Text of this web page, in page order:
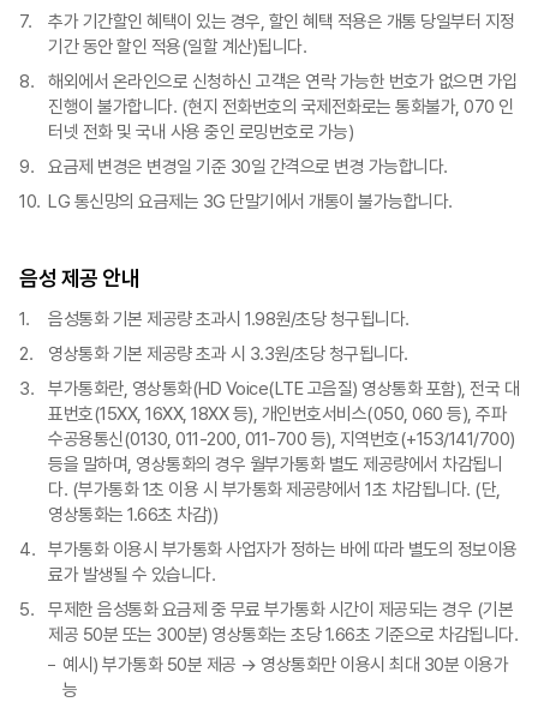
추가 기간할인 혜택이 있는 경우, 할인 혜택 적용은 개통 당일부터 지정
기간 동안 할인 적용(일할 계산)됩니다.
해외에서 온라인으로 신청하신 고객은 연락 가능한 번호가 없으면 가입
진행이 불가합니다. (현지 전화번호의 국제전화로는 통화불가, 070 인
터넷 전화 및 국내 사용 중인 로밍번호로 가능)
요금제 변경은 변경일 기준 30일 간격으로 변경 가능합니다.
LG 통신망의 요금제는 3G 단말기에서 개통이 불가능합니다.
음성 제공 안내
음성통화 기본 제공량 초과시 1.98원/초당 청구됩니다.
영상통화 기본 제공량 초과 시 3.3원/초당 청구됩니다.
부가통화란, 영상통화(HD Voice(LTE 고음질) 영상통화 포함), 전국 대
표번호(15XX, 16XX, 18XX 등), 개인번호서비스(050, 060 등), 주파
수공용통신(0130, 011-200, 011-700 등), 지역번호(+153/141/700)
등을 말하며, 영상통화의 경우 월부가통화 별도 제공량에서 차감됩니
다. (부가통화 1초 이용 시 부가통화 제공량에서 1초 차감됩니다. (단,
영상통화는 1.66초 차감))
부가통화 이용시 부가통화 사업자가 정하는 바에 따라 별도의 정보이용
료가 발생될 수 있습니다.
무제한 음성통화 요금제 중 무료 부가통화 시간이 제공되는 경우 (기본
제공 50분 또는 300분) 영상통화는 초당 1.66초 기준으로 차감됩니다.
예시) 부가통화 50분 제공 → 영상통화만 이용시 최대 30분 이용가
능